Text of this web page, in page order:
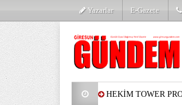
Yazarlar E-Gazete
HEKİM TOWER